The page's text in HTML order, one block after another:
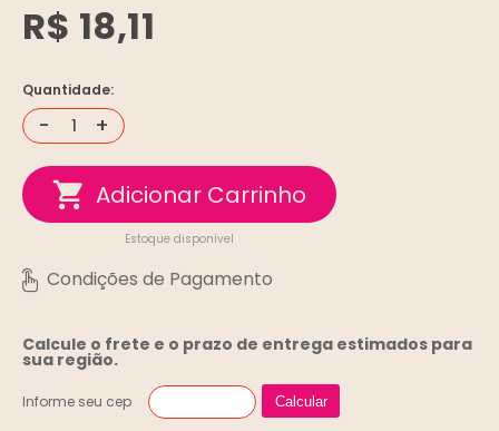
R$ 18,11
Quantidade:
- +
Estoque disponível
Calcule o frete e o prazo de entrega estimados para
sua região.
Informe seu cep Calcular